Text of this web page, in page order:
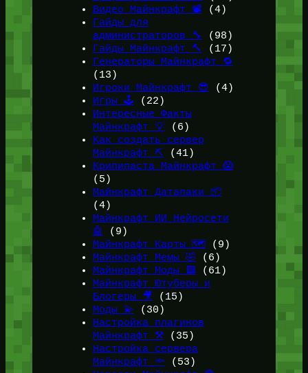
Видео Майнкрафт 📽️ (4)
Гайды для
администраторов 🔧
(98)
Гайды Майнкрафт 🔨
(17)
Генераторы Майнкрафт 🔁
(13)
Игроки Майнкрафт 😎 (4)
Игры 🕹️ (22)
Интересные Факты
Майнкрафт 💡(6)
Как создать сервер
Майнкрафт ⛏️ (41)
Крипипаста Майнкрафт 😱
(5)
Майнкрафт Датапаки 📦
(4)
Майнкрафт ИИ Нейросети
🤖
(9)
Майнкрафт Карты 🗺️ (9)
Майнкрафт Мемы 🤣 (6)
Майнкрафт Моды 🟩
(61)
Майнкрафт Ютуберы и
Блогеры 🎥
(15)
Моды 💫
(30)
Настройка плагинов
Майнкрафт ⚒️(35)
Настройка сервера
Майнкрафт 🔦 (53)